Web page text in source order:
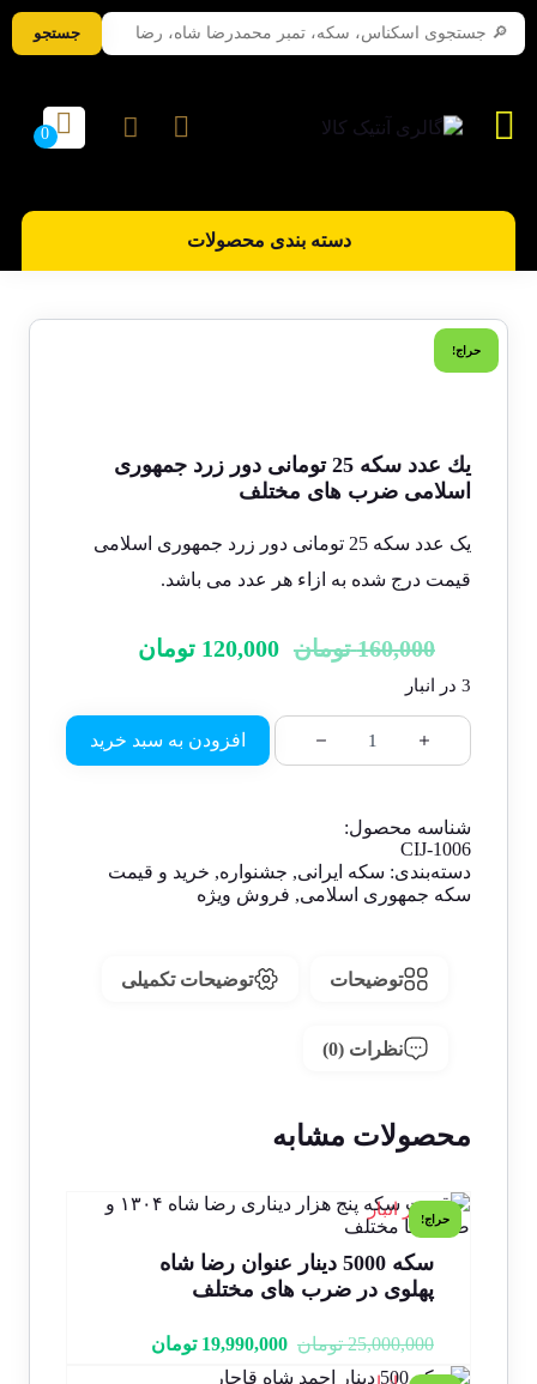
دسته بندی محصولات
حراج!
يك عدد سکه 25 تومانی دور زرد جمهوری
اسلامی ضرب های مختلف
یک عدد سکه 25 تومانی دور زرد جمهوری اسلامی
قیمت درج شده به ازاء هر عدد می باشد.
160,000 تومان 120,000 تومان
3 در انبار
افزودن به سبد خرید
شناسه محصول:
CIJ-1006
دسته‌بندی: سکه ایرانی, جشنواره, خرید و قیمت
سکه جمهوری اسلامی, فروش ویژه
توضیحات توضیحات تکمیلی
نظرات (0)
محصولات مشابه
حراج!
سکه 5000 دینار عنوان رضا شاه
پهلوی در ضرب های مختلف
25,000,000 تومان 19,990,000 تومان
جستجو